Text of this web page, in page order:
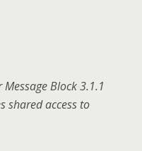
Block 3.1.1
shared access to